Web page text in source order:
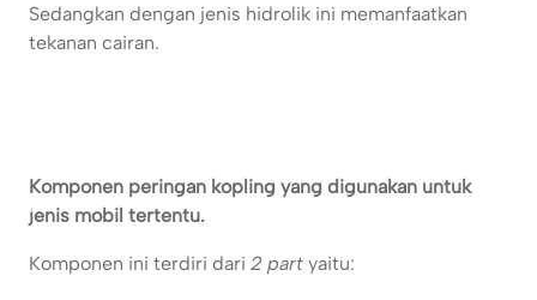
Sedangkan dengan jenis hidrolik ini memanfaatkan
tekanan cairan.
Komponen peringan kopling yang digunakan untuk
jenis mobil tertentu.
Komponen ini terdiri dari 2 part yaitu: